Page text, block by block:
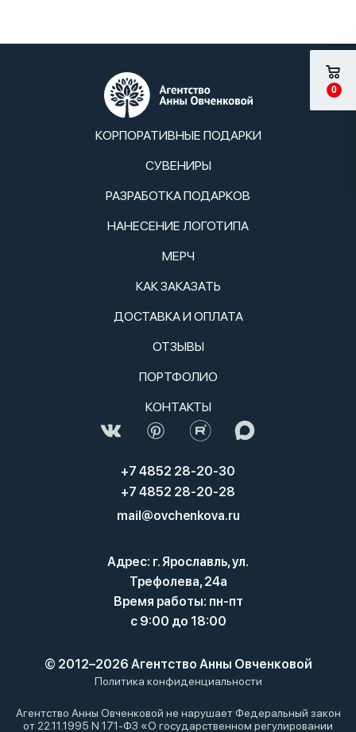
КОРПОРАТИВНЫЕ ПОДАРКИ
СУВЕНИРЫ
РАЗРАБОТКА ПОДАРКОВ
НАНЕСЕНИЕ ЛОГОТИПА
МЕРЧ
КАК ЗАКАЗАТЬ
ДОСТАВКА И ОПЛАТА
ОТЗЫВЫ
ПОРТФОЛИО
КОНТАКТЫ
+7 4852 28-20-30
+7 4852 28-20-28
mail@ovchenkova.ru
Адрес: г. Ярославль, ул.
Трефолева, 24а
Время работы: пн-пт
с 9:00 до 18:00
Политика конфиденциальности
© 2012–2026 Агентство Анны Овченковой
Агентство Анны Овченковой не нарушает Федеральный закон
от 22.11.1995 N 171-ФЗ «О государственном регулировании
0